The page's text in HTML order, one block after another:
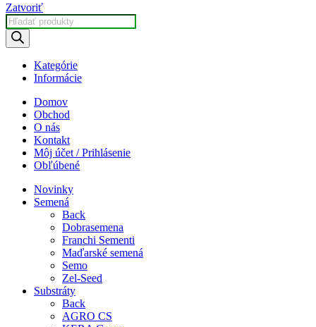
Zatvoriť
Products
search
Kategórie
Informácie
Domov
Obchod
O nás
Kontakt
Môj účet / Prihlásenie
Obľúbené
Novinky
Semená
Back
Dobrasemena
Franchi Sementi
Maďarské semená
Semo
Zel-Seed
Substráty
Back
AGRO CS